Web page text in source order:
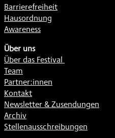
Barrierefreiheit
Hausordnung
Awareness
Über uns
Über das Festival
Team
Partner:innen
Kontakt
Newsletter & Zusendungen
Archiv
Stellenausschreibungen